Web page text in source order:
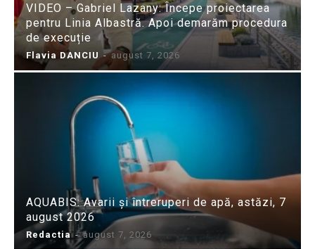
VIDEO – Gabriel Lazany: Începe proiectarea
pentru Linia Albastră. Apoi demarăm procedura
de execuție
Flavia DANCIU - august 7, 2026
AQUABIS: Avarii și întreruperi de apă, astăzi, 7
august 2026
Redactia - august 7, 2026